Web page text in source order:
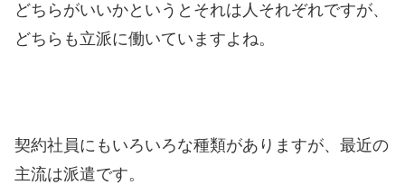
どちらがいいかというとそれは人それぞれですが、
どちらも立派に働いていますよね。
契約社員にもいろいろな種類がありますが、最近の
主流は派遣です。